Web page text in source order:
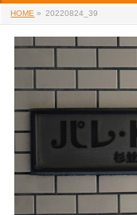
HOME » 20220824_39